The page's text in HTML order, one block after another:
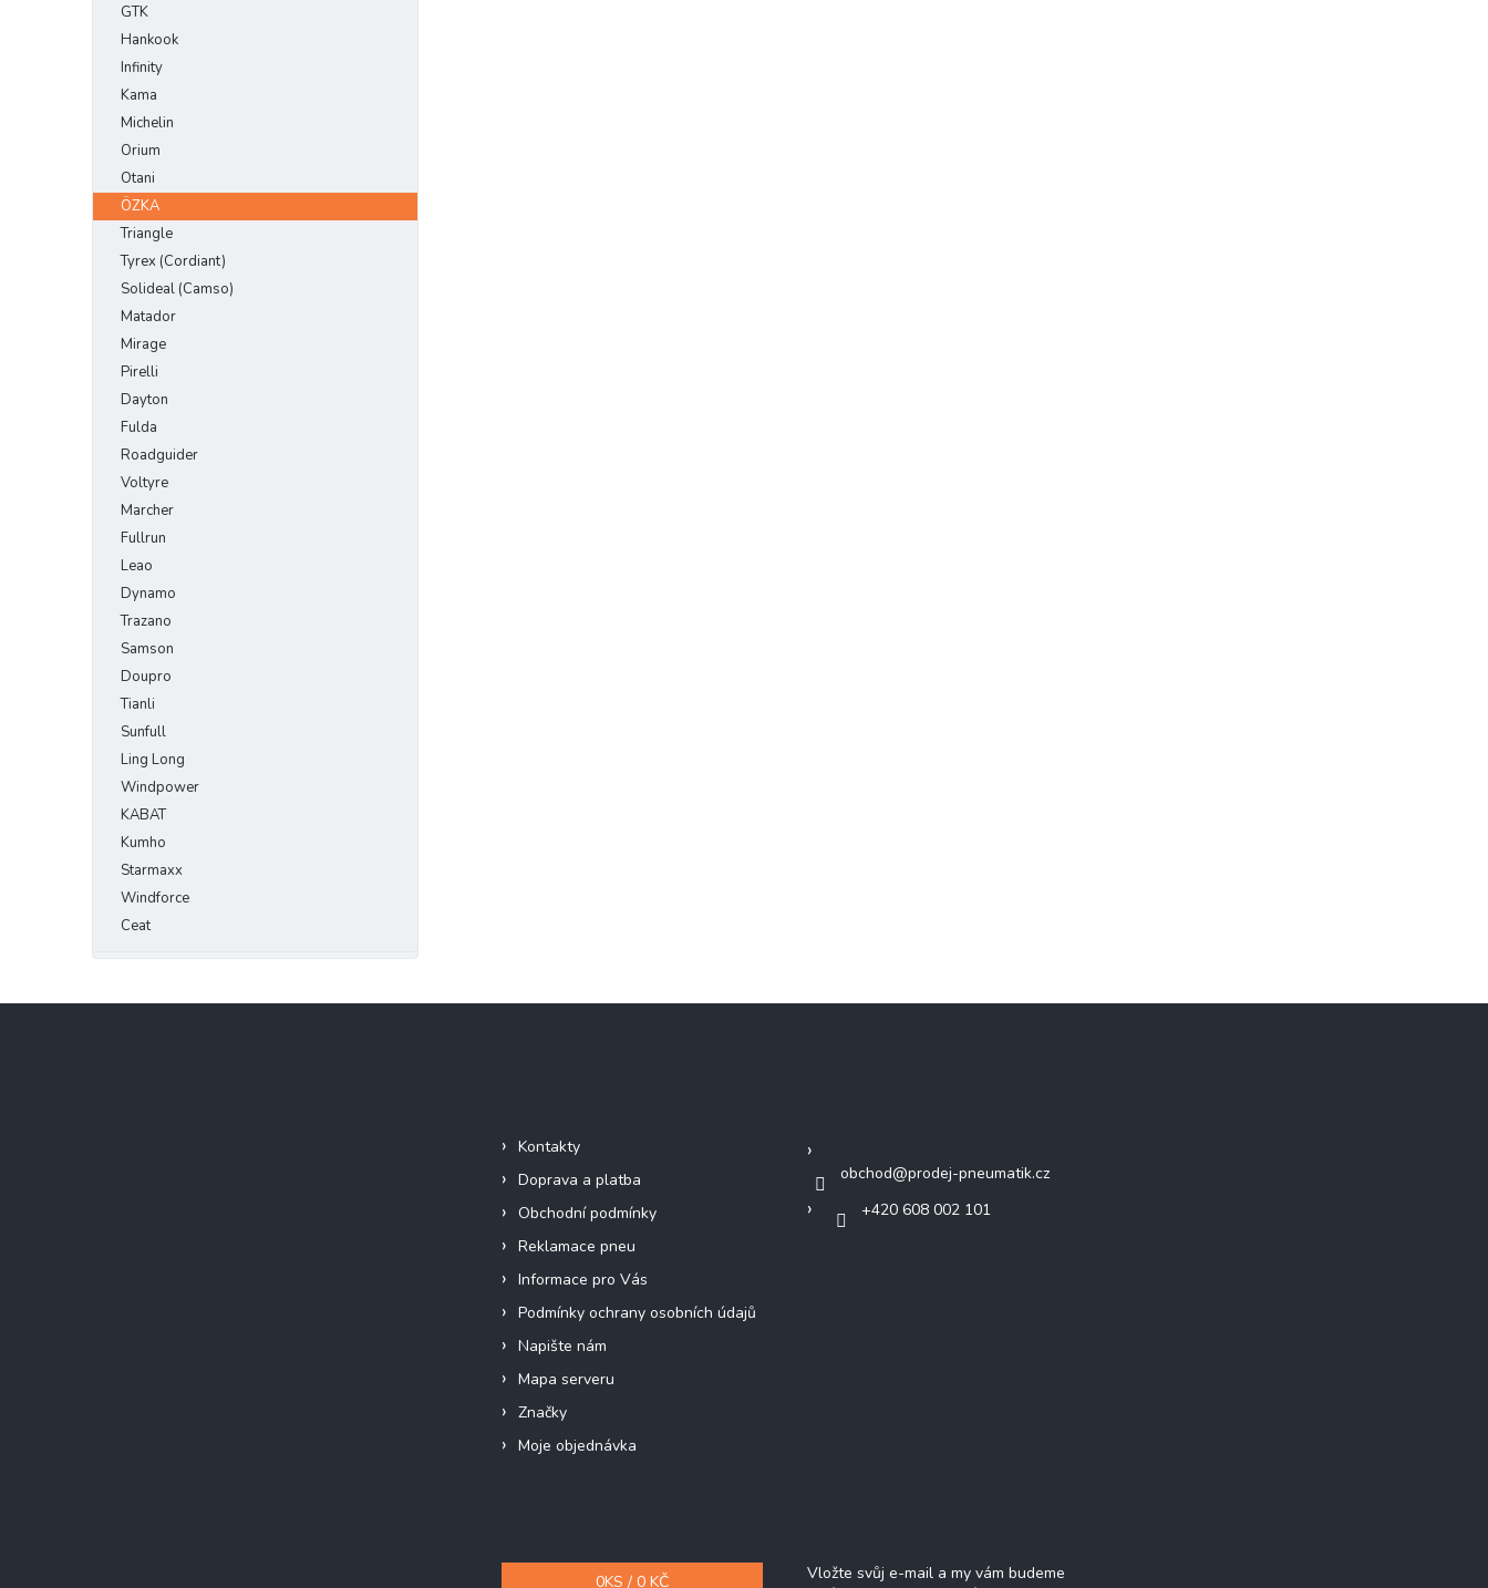
GTK
Hankook
Infinity
Kama
Michelin
Orium
Otani
ÖZKA
Triangle
Tyrex (Cordiant)
Solideal (Camso)
Matador
Mirage
Pirelli
Dayton
Fulda
Roadguider
Voltyre
Marcher
Fullrun
Leao
Dynamo
Trazano
Samson
Doupro
Tianli
Sunfull
Ling Long
Windpower
KABAT
Kumho
Starmaxx
Windforce
Ceat
Kontakty
Doprava a platba
Obchodní podmínky
Reklamace pneu
Informace pro Vás
Podmínky ochrany osobních údajů
Napište nám
Mapa serveru
Značky
Moje objednávka
obchod@prodej-pneumatik.cz
+420 608 002 101
0KS / 0 KČ
Vložte svůj e-mail a my vám budeme